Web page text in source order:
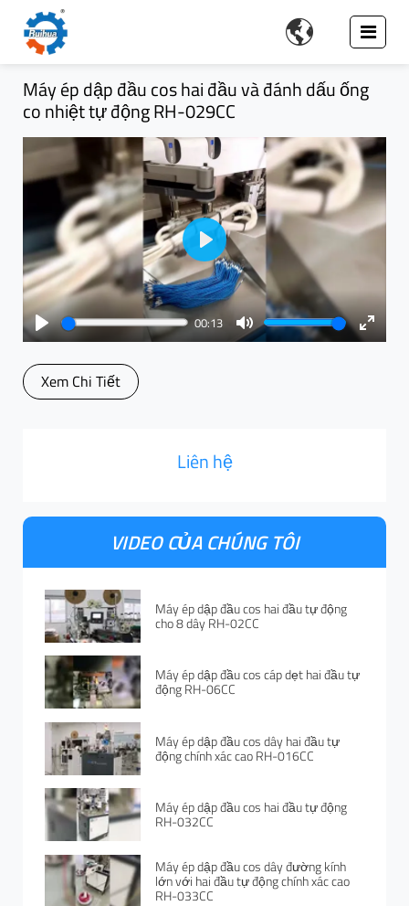

Máy ép dập đầu cos hai đầu và đánh dấu ống
co nhiệt tự động RH-029CC
Play
00:13
Mute
Enter
Play
Xem Chi Tiết
Liên hệ
VIDEO CỦA CHÚNG TÔI
Máy ép dập đầu cos hai đầu tự động
cho 8 dây RH-02CC
Máy ép dập đầu cos cáp dẹt hai đầu tự
động RH-06CC
Máy ép dập đầu cos dây hai đầu tự
động chính xác cao RH-016CC
Máy ép dập đầu cos hai đầu tự động
RH-032CC
Máy ép dập đầu cos dây đường kính
lớn với hai đầu tự động chính xác cao
RH-033CC